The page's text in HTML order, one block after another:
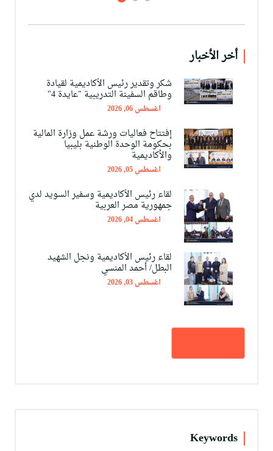
أخر الأخبار
شكر وتقدير رئيس الأكاديمية لقيادة
وطاقم السفينة التدريبية "عايدة 4"
اغسطس 06, 2026
إفتتاح فعاليات ورشة عمل وزارة المالية
بحكومة الوحدة الوطنية بليبيا
والأكاديمية
اغسطس 05, 2026
لقاء رئيس الأكاديمية وسفير السويد لدي
جمهورية مصر العربية
اغسطس 04, 2026
لقاء رئيس الأكاديمية ونجل الشهيد
البطل/ أحمد المنسي
اغسطس 03, 2026
Keywords